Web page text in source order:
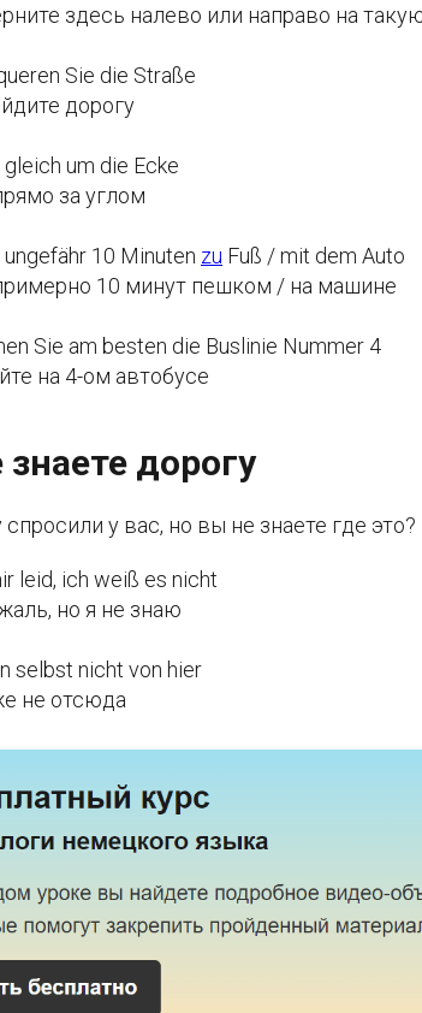
здесь налево или направо на
Sie die Straße
дорогу
um die Ecke
за углом
10 Minuten zu Fuß / mit dem Auto
10 минут пешком / на машине
Sie am besten die Buslinie Nummer 4
на 4-ом автобусе
дорогу
у вас, но вы не знаете где
leid, ich weiß es nicht
но я не знаю
nicht von hier
не отсюда